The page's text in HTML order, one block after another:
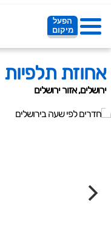
הפעל
מיקום
אחוזת תלפיות
ירושלים, אזור ירושלים